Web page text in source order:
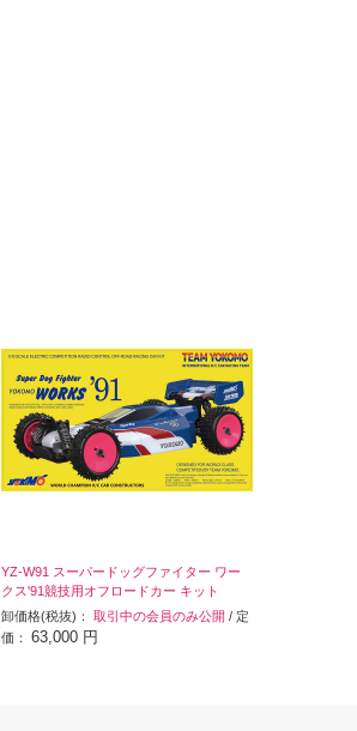
YZ-W91 スーパードッグファイター ワー
クス'91競技用オフロードカー キット
卸価格(税抜)： 取引中の会員のみ公開 / 定
価： 63,000 円